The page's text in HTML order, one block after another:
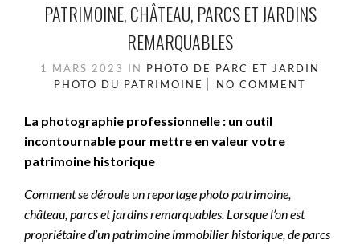
PATRIMOINE, CHÂTEAU, PARCS ET JARDINS
REMARQUABLES
1 MARS 2023 IN PHOTO DE PARC ET JARDIN
PHOTO DU PATRIMOINE
NO COMMENT
La photographie professionnelle : un outil
incontournable pour mettre en valeur votre
patrimoine historique
Comment se déroule un reportage photo patrimoine,
château, parcs et jardins remarquables. Lorsque l’on est
propriétaire d’un patrimoine immobilier historique, de parcs